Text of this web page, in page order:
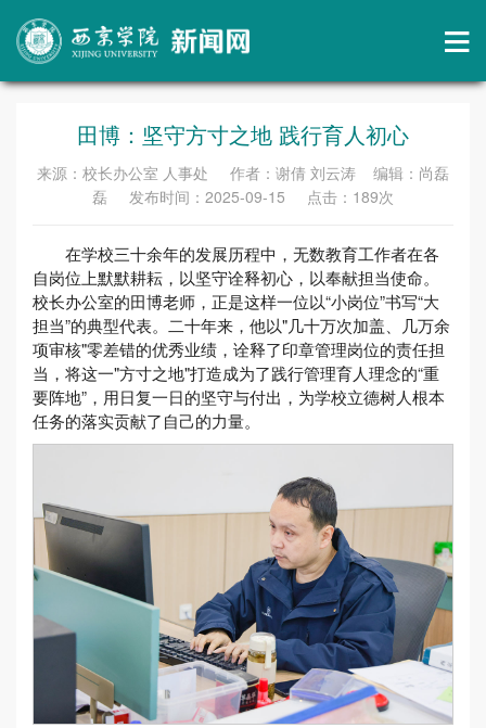
田博：坚守方寸之地 践行育人初心
来源：校长办公室 人事处 作者：谢倩 刘云涛 编辑：尚磊
磊 发布时间：2025-09-15 点击： 189次
在学校三十余年的发展历程中，无数教育工作者在各
自岗位上默默耕耘，以坚守诠释初心，以奉献担当使命。
校长办公室的田博老师，正是这样一位以“小岗位”书写“大
担当”的典型代表。二十年来，他以"几十万次加盖、几万余
项审核"零差错的优秀业绩，诠释了印章管理岗位的责任担
当，将这一"方寸之地"打造成为了践行管理育人理念的“重
要阵地”，用日复一日的坚守与付出，为学校立德树人根本
任务的落实贡献了自己的力量。